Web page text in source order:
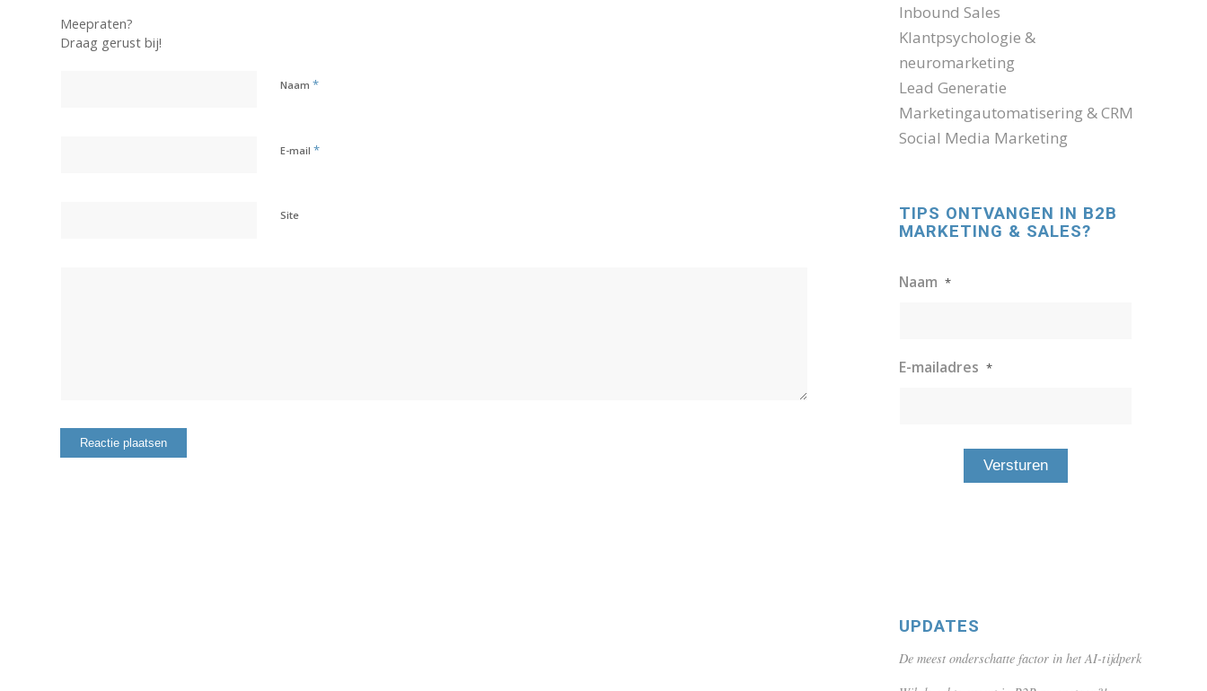
Meepraten?
Draag gerust bij!
Naam *
E-mail *
Site
Inbound Sales
Klantpsychologie &
neuromarketing
Lead Generatie
Marketingautomatisering & CRM
Social Media Marketing
TIPS ONTVANGEN IN B2B
MARKETING & SALES?
Naam *
E-mailadres *
UPDATES
De meest onderschatte factor in het AI-tijdperk